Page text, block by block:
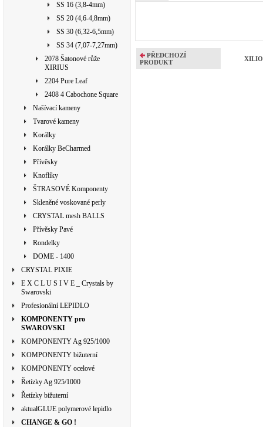
SS 16 (3,8-4mm)
SS 20 (4,6-4,8mm)
SS 30 (6,32-6,5mm)
SS 34 (7,07-7,27mm)
2078 Šatonové růže
XIRIUS
2204 Pure Leaf
2408 4 Cabochone Square
Našívací kameny
Tvarové kameny
Korálky
Korálky BeCharmed
Přívěsky
Knoflíky
ŠTRASOVÉ Komponenty
Skleněné voskované perly
CRYSTAL mesh BALLS
Přívěsky Pavé
Rondelky
DOME - 1400
CRYSTAL PIXIE
E X C L U S I V E _ Crystals by
Swarovski
Profesionální LEPIDLO
KOMPONENTY pro
SWAROVSKI
KOMPONENTY Ag 925/1000
KOMPONENTY bižuterní
KOMPONENTY ocelové
Řetízky Ag 925/1000
Řetízky bižuterní
aktualGLUE polymerové lepidlo
CHANGE & GO !
PŘEDCHOZÍ
PRODUKT